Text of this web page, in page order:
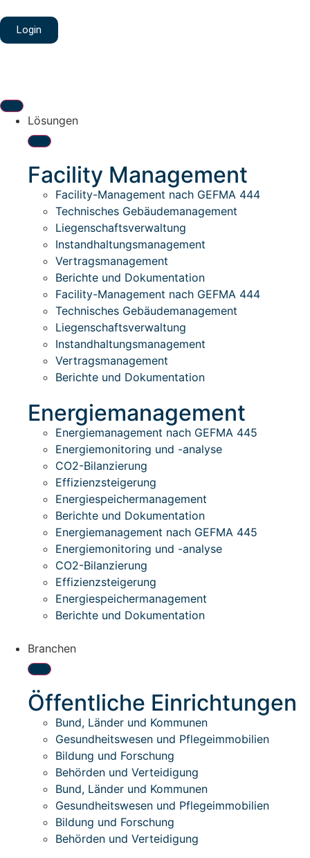
Login
Lösungen
Facility Management
Facility-Management nach GEFMA 444
Technisches Gebäudemanagement
Liegenschaftsverwaltung
Instandhaltungsmanagement
Vertragsmanagement
Berichte und Dokumentation
Facility-Management nach GEFMA 444
Technisches Gebäudemanagement
Liegenschaftsverwaltung
Instandhaltungsmanagement
Vertragsmanagement
Berichte und Dokumentation
Energiemanagement
Energiemanagement nach GEFMA 445
Energiemonitoring und -analyse
CO2-Bilanzierung
Effizienzsteigerung
Energiespeichermanagement
Berichte und Dokumentation
Energiemanagement nach GEFMA 445
Energiemonitoring und -analyse
CO2-Bilanzierung
Effizienzsteigerung
Energiespeichermanagement
Berichte und Dokumentation
Branchen
Öffentliche Einrichtungen
Bund, Länder und Kommunen
Gesundheitswesen und Pflegeimmobilien
Bildung und Forschung
Behörden und Verteidigung
Bund, Länder und Kommunen
Gesundheitswesen und Pflegeimmobilien
Bildung und Forschung
Behörden und Verteidigung